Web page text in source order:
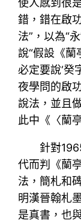
使人感到很
錯，錯在啟
法”，以為“
說“假設《蘭
必定要說‘癸
夜學問的啟
說法，並且
此中《〈蘭
針對
代而判《蘭
法，簡札和
明漢晉翰札
是真書，也